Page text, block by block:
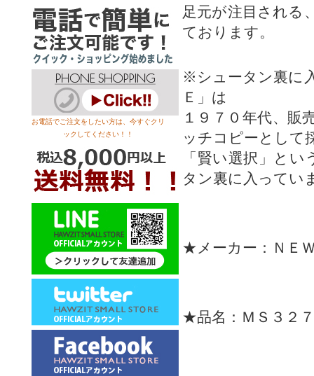
お電話でご注文をしたい方は、今すぐクリ
ックしてください！！
足元が注目される
ております。
※シュータン裏に
Ｅ」は
１９７０年代、販
ッチコピーとして
「賢い選択」と
タン裏に入ってい
★メーカー：ＮＥ
★品名：ＭＳ３２